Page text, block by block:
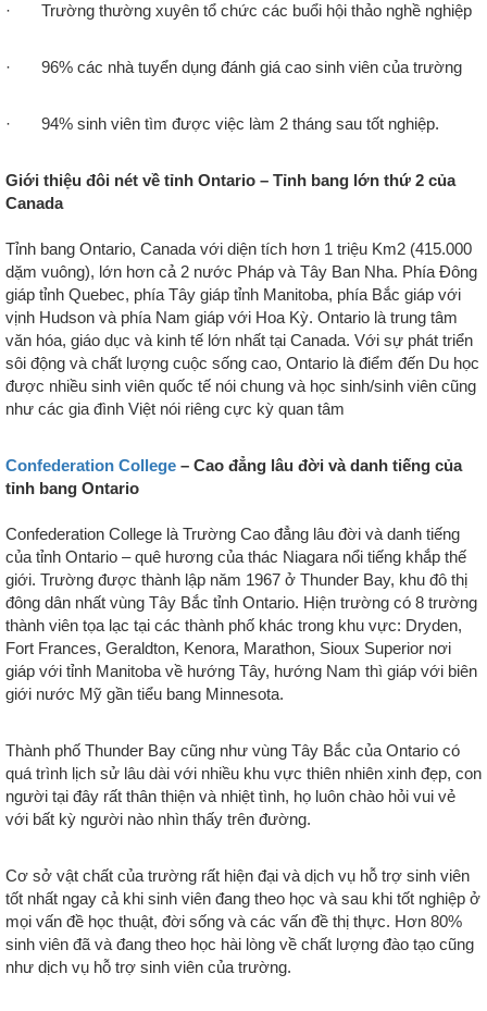
· Trường thường xuyên tổ chức các buổi hội thảo nghề nghiệp
· 96% các nhà tuyển dụng đánh giá cao sinh viên của trường
· 94% sinh viên tìm được việc làm 2 tháng sau tốt nghiệp.
Giới thiệu đôi nét về tỉnh Ontario – Tỉnh bang lớn thứ 2 của
Canada
Tỉnh bang Ontario, Canada với diện tích hơn 1 triệu Km2 (415.000
dặm vuông), lớn hơn cả 2 nước Pháp và Tây Ban Nha. Phía Đông
giáp tỉnh Quebec, phía Tây giáp tỉnh Manitoba, phía Bắc giáp với
vịnh Hudson và phía Nam giáp với Hoa Kỳ. Ontario là trung tâm
văn hóa, giáo dục và kinh tế lớn nhất tại Canada. Với sự phát triển
sôi động và chất lượng cuộc sống cao, Ontario là điểm đến Du học
được nhiều sinh viên quốc tế nói chung và học sinh/sinh viên cũng
như các gia đình Việt nói riêng cực kỳ quan tâm
Confederation College – Cao đẳng lâu đời và danh tiếng của
tỉnh bang Ontario
Confederation College là Trường Cao đẳng lâu đời và danh tiếng
của tỉnh Ontario – quê hương của thác Niagara nổi tiếng khắp thế
giới. Trường được thành lập năm 1967 ở Thunder Bay, khu đô thị
đông dân nhất vùng Tây Bắc tỉnh Ontario. Hiện trường có 8 trường
thành viên tọa lạc tại các thành phố khác trong khu vực: Dryden,
Fort Frances, Geraldton, Kenora, Marathon, Sioux Superior nơi
giáp với tỉnh Manitoba về hướng Tây, hướng Nam thì giáp với biên
giới nước Mỹ gần tiểu bang Minnesota.
Thành phố Thunder Bay cũng như vùng Tây Bắc của Ontario có
quá trình lịch sử lâu dài với nhiều khu vực thiên nhiên xinh đẹp, con
người tại đây rất thân thiện và nhiệt tình, họ luôn chào hỏi vui vẻ
với bất kỳ người nào nhìn thấy trên đường.
Cơ sở vật chất của trường rất hiện đại và dịch vụ hỗ trợ sinh viên
tốt nhất ngay cả khi sinh viên đang theo học và sau khi tốt nghiệp ở
mọi vấn đề học thuật, đời sống và các vấn đề thị thực. Hơn 80%
sinh viên đã và đang theo học hài lòng về chất lượng đào tạo cũng
như dịch vụ hỗ trợ sinh viên của trường.